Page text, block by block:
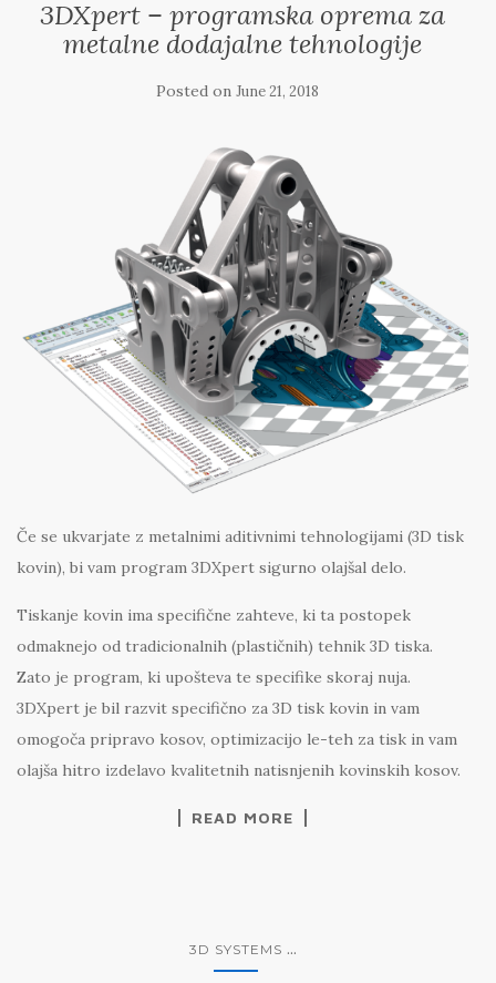
3DXpert – programska oprema za
metalne dodajalne tehnologije
Posted on June 21, 2018
Če se ukvarjate z metalnimi aditivnimi tehnologijami (3D tisk
kovin), bi vam program 3DXpert sigurno olajšal delo.
Tiskanje kovin ima specifične zahteve, ki ta postopek
odmaknejo od tradicionalnih (plastičnih) tehnik 3D tiska.
Zato je program, ki upošteva te specifike skoraj nuja.
3DXpert je bil razvit specifično za 3D tisk kovin in vam
omogoča pripravo kosov, optimizacijo le-teh za tisk in vam
olajša hitro izdelavo kvalitetnih natisnjenih kovinskih kosov.
READ MORE
3D SYSTEMS ...